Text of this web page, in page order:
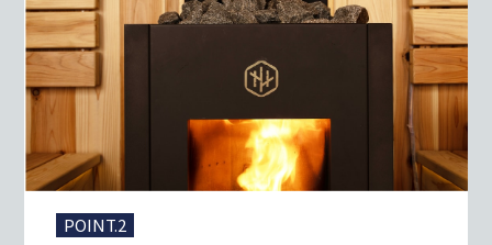
POINT.2